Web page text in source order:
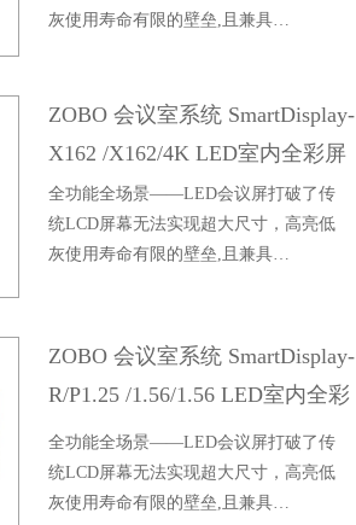
灰使用寿命有限的壁垒,且兼具…
ZOBO 会议室系统 SmartDisplay-
X162 /X162/4K LED室内全彩屏
全功能全场景——LED会议屏打破了传
统LCD屏幕无法实现超大尺寸，高亮低
灰使用寿命有限的壁垒,且兼具…
ZOBO 会议室系统 SmartDisplay-
R/P1.25 /1.56/1.56 LED室内全彩
屏
全功能全场景——LED会议屏打破了传
统LCD屏幕无法实现超大尺寸，高亮低
灰使用寿命有限的壁垒,且兼具…